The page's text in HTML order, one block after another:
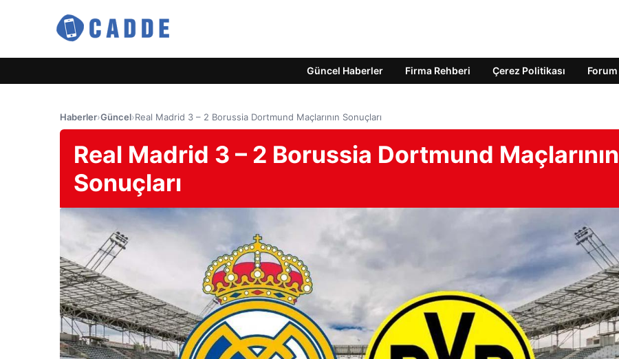
Güncel Haberler Firma Rehberi Çerez Politikası Forum
Haberler›Güncel›Real Madrid 3 – 2 Borussia Dortmund Maçlarının Sonuçları
Real Madrid 3 – 2 Borussia Dortmund Maçlarının
Sonuçları